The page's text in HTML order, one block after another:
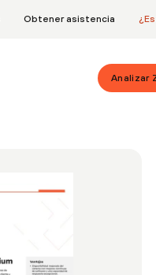
Obtener asistencia
Analizar